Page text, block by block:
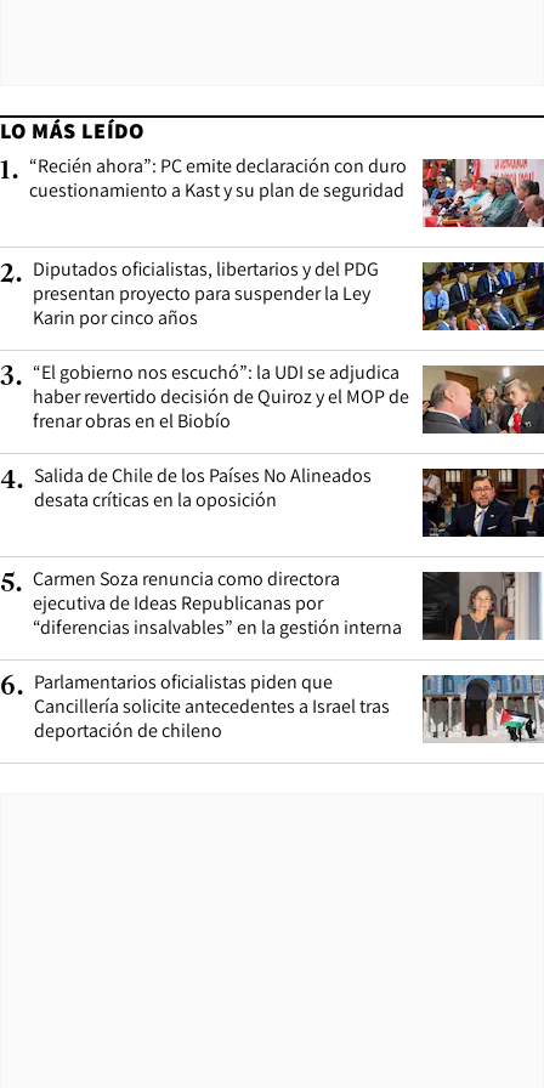
LO MÁS LEÍDO
1. “Recién ahora”: PC emite declaración con duro
cuestionamiento a Kast y su plan de seguridad
2. Diputados oficialistas, libertarios y del PDG
presentan proyecto para suspender la Ley
Karin por cinco años
3. “El gobierno nos escuchó”: la UDI se adjudica
haber revertido decisión de Quiroz y el MOP de
frenar obras en el Biobío
4. Salida de Chile de los Países No Alineados
desata críticas en la oposición
5. Carmen Soza renuncia como directora
ejecutiva de Ideas Republicanas por
“diferencias insalvables” en la gestión interna
6. Parlamentarios oficialistas piden que
Cancillería solicite antecedentes a Israel tras
deportación de chileno